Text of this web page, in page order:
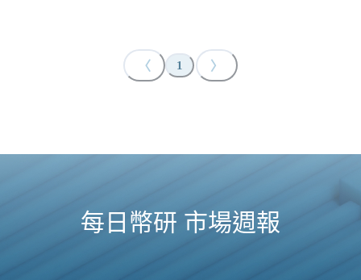
〈 1 〉
每日幣研 市場週報